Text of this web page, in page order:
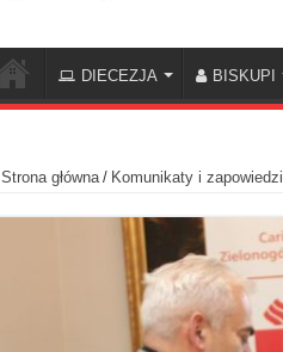
DIECEZJA BISKUPI
Strona główna / Komunikaty i zapowiedzi